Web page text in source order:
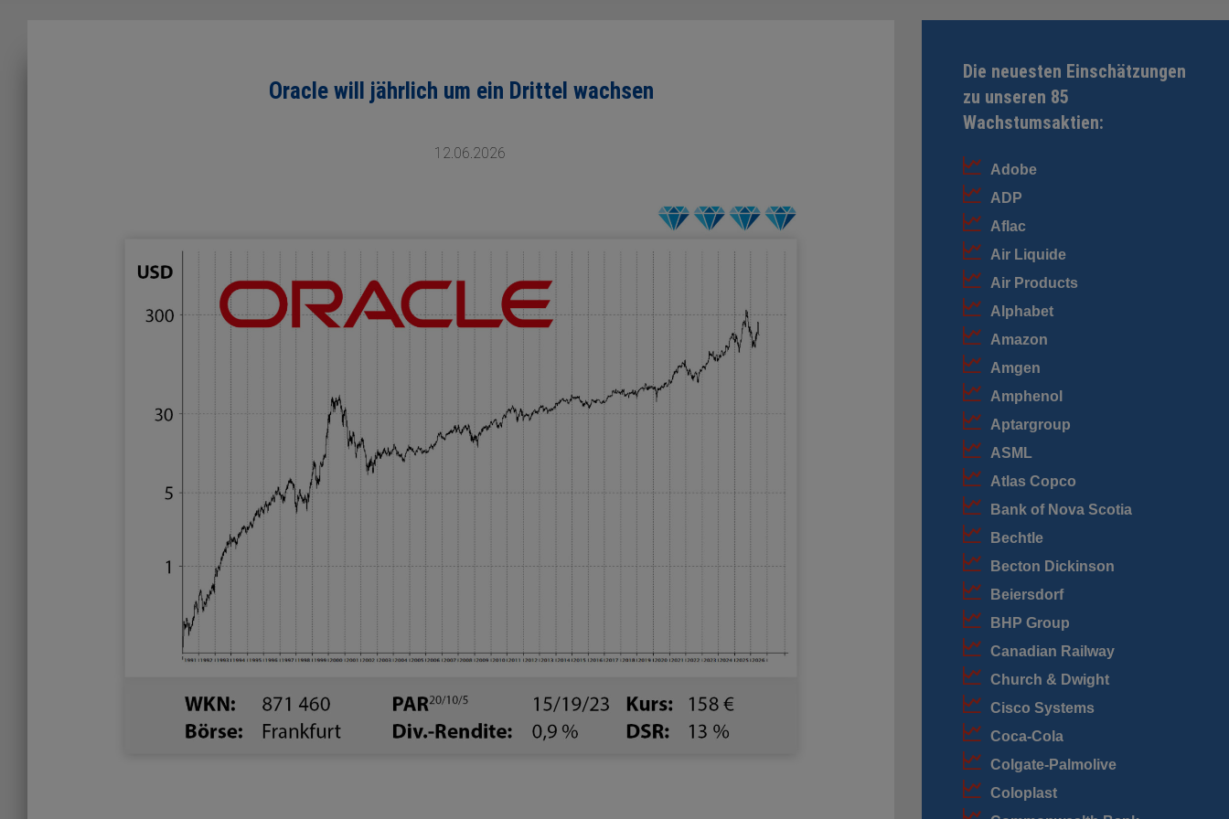
Oracle will jährlich um ein Drittel wachsen
12.06.2026
Die neuesten Einschätzungen
zu unseren 85
Wachstumsaktien:
Adobe
ADP
Aflac
Air Liquide
Air Products
Alphabet
Amazon
Amgen
Amphenol
Aptargroup
ASML
Atlas Copco
Bank of Nova Scotia
Bechtle
Becton Dickinson
Beiersdorf
BHP Group
Canadian Railway
Church & Dwight
Cisco Systems
Coca-Cola
Colgate-Palmolive
Coloplast